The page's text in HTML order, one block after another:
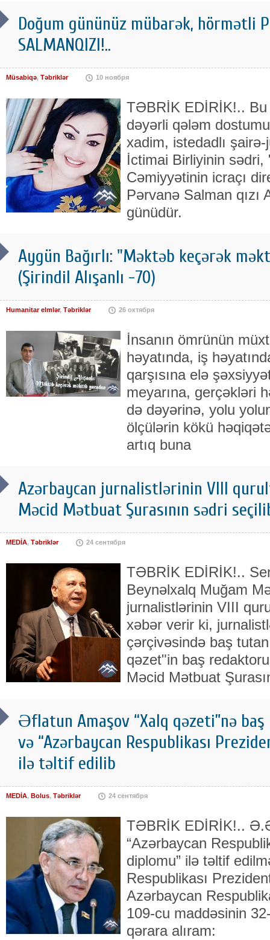
Doğum gününüz mübarək, hörmətli
SALMANQIZI!..
Müsabiqə, Təbriklər 10 ноября
TƏBRİK EDİRİK!.. Bu
dəyərli qələm
xadim, istedadlı
İctimai Birliyinin sədri,
Cəmiyyətinin icraçı
Pərvanə Salman qızı
günüdür.
Aygün Bağırlı: "Məktəb keçərək
(Şirindil Alışanlı -70)
Humanitar elmlər, Təbriklər 26 октября
İnsanın ömrünün
həyatında, iş
qarşısına elə
meyarına, gerçəkləri
də dəyərinə, yolu
ölçülərin kökü
artıq buna
Azərbaycan jurnalistlərinin VIII
Məcid Mətbuat Şurasının sədri
MEDİA, Təbriklər 24 сентября
TƏBRİK EDİRİK!..
Beynəlxalq Muğam
jurnalistlərinin VIII
xəbər verir ki,
çərçivəsində baş
qəzet"in baş
Məcid Mətbuat
Əflatun Amaşov “Xalq qəzeti”nə
və “Azərbaycan Respublikası
ilə təltif edilib
MEDİA, Bolus, Təbriklər 24 сентября
TƏBRİK EDİRİK!..
“Azərbaycan
diplomu” ilə təltif
Respublikası
Azərbaycan
109-cu maddəsinin
qərara alıram: